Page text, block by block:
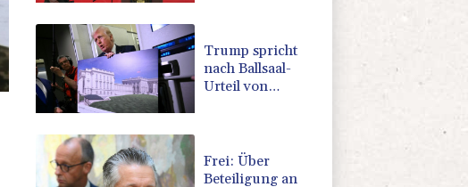
Trump spricht
nach Ballsaal-
Urteil von
Frei: Über
Beteiligung an